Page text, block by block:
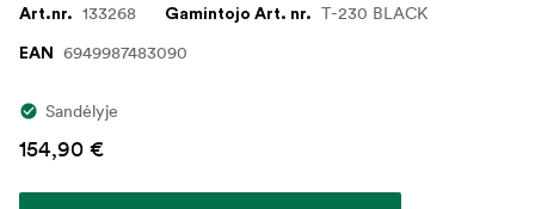
Art.nr. 133268 Gamintojo Art. nr. T-230 BLACK
EAN 6949987483090
Sandėlyje
154,90 €